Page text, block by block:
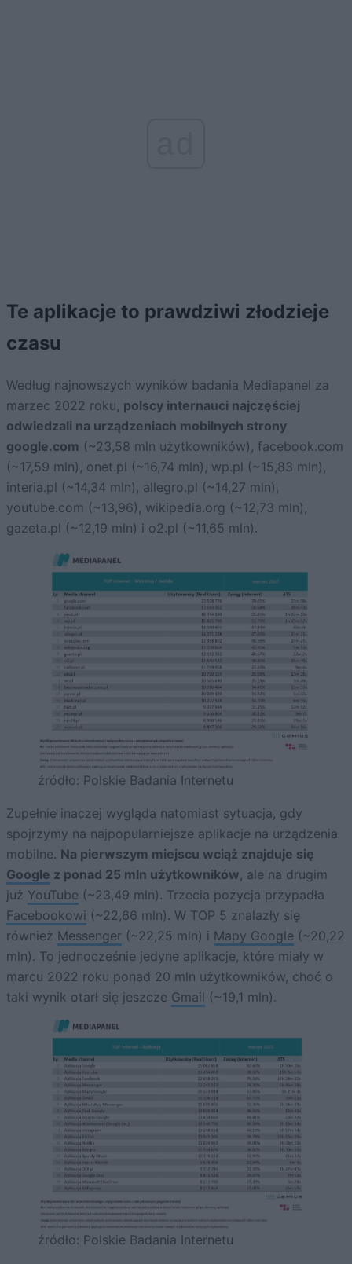
Te aplikacje to prawdziwi złodzieje
czasu
Według najnowszych wyników badania Mediapanel za
marzec 2022 roku, polscy internauci najczęściej
odwiedzali na urządzeniach mobilnych strony
google.com (~23,58 mln użytkowników), facebook.com
(~17,59 mln), onet.pl (~16,74 mln), wp.pl (~15,83 mln),
interia.pl (~14,34 mln), allegro.pl (~14,27 mln),
youtube.com (~13,96), wikipedia.org (~12,73 mln),
gazeta.pl (~12,19 mln) i o2.pl (~11,65 mln).
źródło: Polskie Badania Internetu
Zupełnie inaczej wygląda natomiast sytuacja, gdy
spojrzymy na najpopularniejsze aplikacje na urządzenia
mobilne. Na pierwszym miejscu wciąż znajduje się
Google z ponad 25 mln użytkowników, ale na drugim
już YouTube (~23,49 mln). Trzecia pozycja przypadła
Facebookowi (~22,66 mln). W TOP 5 znalazły się
również Messenger (~22,25 mln) i Mapy Google (~20,22
mln). To jednocześnie jedyne aplikacje, które miały w
marcu 2022 roku ponad 20 mln użytkowników, choć o
taki wynik otarł się jeszcze Gmail (~19,1 mln).
źródło: Polskie Badania Internetu